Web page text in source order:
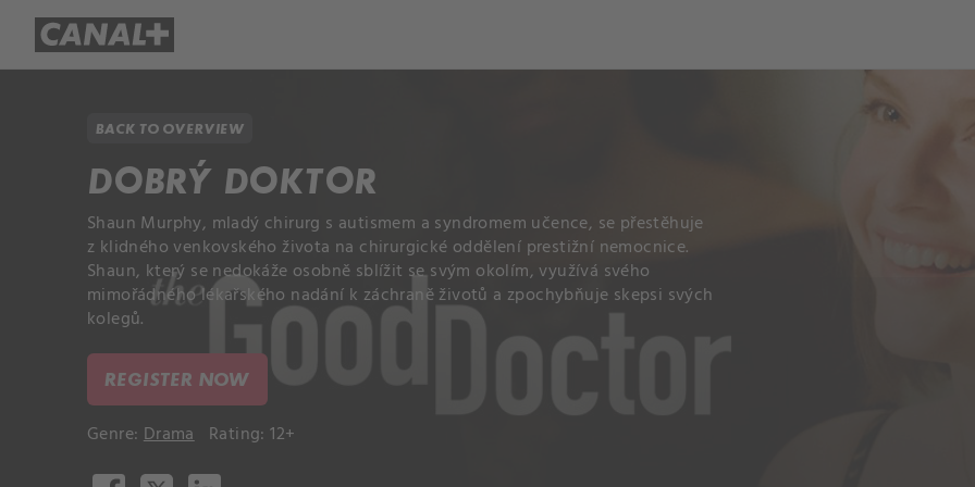
BACK TO OVERVIEW
DOBRÝ DOKTOR
Shaun Murphy, mladý chirurg s autismem a syndromem učence, se přestěhuje
z klidného venkovského života na chirurgické oddělení prestižní nemocnice.
Shaun, který se nedokáže osobně sblížit se svým okolím, využívá svého
mimořádného lékařského nadání k záchraně životů a zpochybňuje skepsi svých
kolegů.
REGISTER NOW
Genre: Drama Rating: 12+